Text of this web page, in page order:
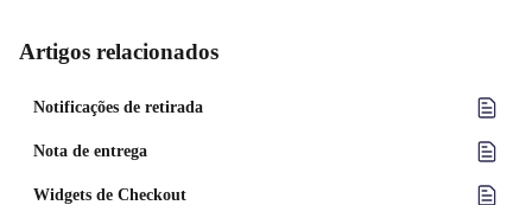
Artigos relacionados
Notificações de retirada
Nota de entrega
Widgets de Checkout